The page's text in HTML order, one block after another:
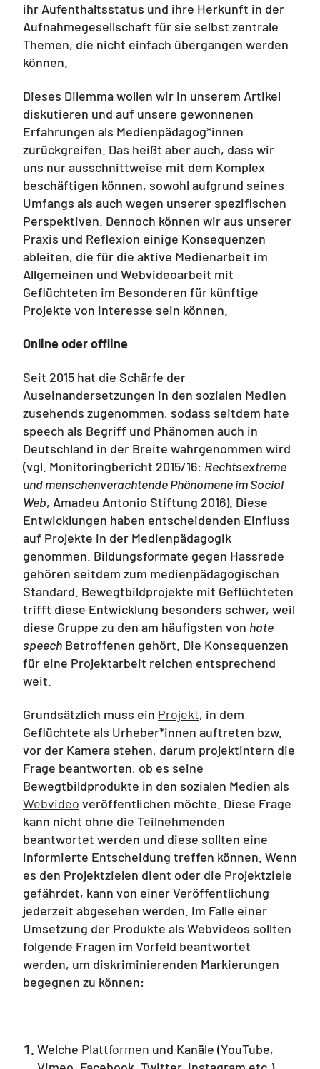
ihr Aufenthaltsstatus und ihre Herkunft in der
Aufnahmegesellschaft für sie selbst zentrale
Themen, die nicht einfach übergangen werden
können.
Dieses Dilemma wollen wir in unserem Artikel
diskutieren und auf unsere gewonnenen
Erfahrungen als Medienpädagog*innen
zurückgreifen. Das heißt aber auch, dass wir
uns nur ausschnittweise mit dem Komplex
beschäftigen können, sowohl aufgrund seines
Umfangs als auch wegen unserer spezifischen
Perspektiven. Dennoch können wir aus unserer
Praxis und Reflexion einige Konsequenzen
ableiten, die für die aktive Medienarbeit im
Allgemeinen und Webvideoarbeit mit
Geflüchteten im Besonderen für künftige
Projekte von Interesse sein können.
Online oder offline
Seit 2015 hat die Schärfe der
Auseinandersetzungen in den sozialen Medien
zusehends zugenommen, sodass seitdem hate
speech als Begriff und Phänomen auch in
Deutschland in der Breite wahrgenommen wird
(vgl. Monitoringbericht 2015/16: Rechtsextreme
und menschenverachtende Phänomene im Social
Web, Amadeu Antonio Stiftung 2016). Diese
Entwicklungen haben entscheidenden Einfluss
auf Projekte in der Medienpädagogik
genommen. Bildungsformate gegen Hassrede
gehören seitdem zum medienpädagogischen
Standard. Bewegtbildprojekte mit Geflüchteten
trifft diese Entwicklung besonders schwer, weil
diese Gruppe zu den am häufigsten von hate
speech Betroffenen gehört. Die Konsequenzen
für eine Projektarbeit reichen entsprechend
weit.
Grundsätzlich muss ein Projekt, in dem
Geflüchtete als Urheber*innen auftreten bzw.
vor der Kamera stehen, darum projektintern die
Frage beantworten, ob es seine
Bewegtbildprodukte in den sozialen Medien als
Webvideo veröffentlichen möchte. Diese Frage
kann nicht ohne die Teilnehmenden
beantwortet werden und diese sollten eine
informierte Entscheidung treffen können. Wenn
es den Projektzielen dient oder die Projektziele
gefährdet, kann von einer Veröffentlichung
jederzeit abgesehen werden. Im Falle einer
Umsetzung der Produkte als Webvideos sollten
folgende Fragen im Vorfeld beantwortet
werden, um diskriminierenden Markierungen
begegnen zu können:
Welche Plattformen und Kanäle (YouTube,